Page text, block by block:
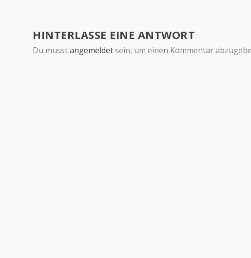
HINTERLASSE EINE ANTWORT
Du musstangemeldetsein, um einen Kommentar